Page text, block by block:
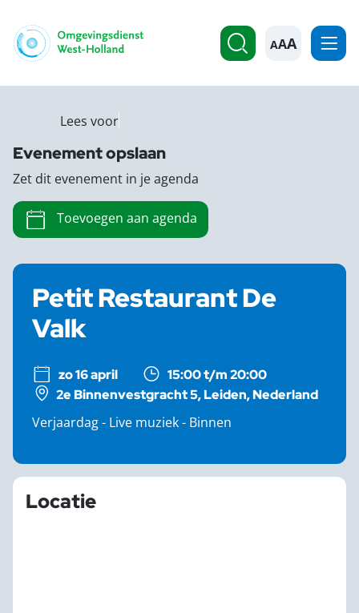
A
Petit Restaurant De
Valk
zo 16 april
15:00 t/m 20:00
2e Binnenvestgracht 5, Leiden, Nederland
Verjaardag - Live muziek - Binnen
Locatie
Lees voor
Evenement opslaan
Zet dit evenement in je agenda
Toevoegen aan agenda